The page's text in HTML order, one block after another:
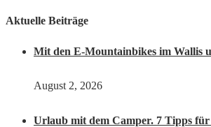
Aktuelle Beiträge
Mit den E-Mountainbikes im Wallis
August 2, 2026
Urlaub mit dem Camper. 7 Tipps